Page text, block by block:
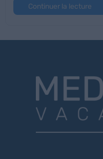
Continuer la lecture